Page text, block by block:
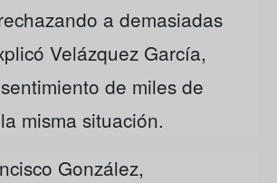
a demasiadas
Velázquez García,
de miles de
misma situación.
González,